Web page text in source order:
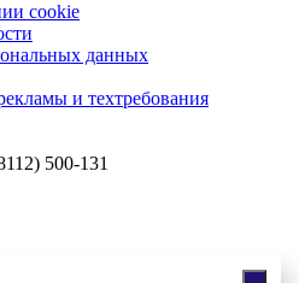
cookie
данных
и техтребования
500-131